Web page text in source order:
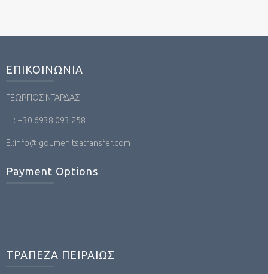
ΕΠΙΚΟΙΝΩΝΙΑ
ΓΕΩΡΓΙΟΣ ΝΤΑΡΔΑΣ
Τ. : +30 6938 093 258
Ε.:info@igoumenitsatransfer.com
Payment Options
ΤΡΑΠΕΖΑ ΠΕΙΡΑΙΩΣ